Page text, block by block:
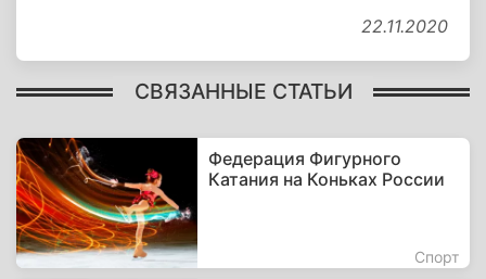
22.11.2020
СВЯЗАННЫЕ СТАТЬИ
Федерация Фигурного
Катания на Коньках России
Спорт